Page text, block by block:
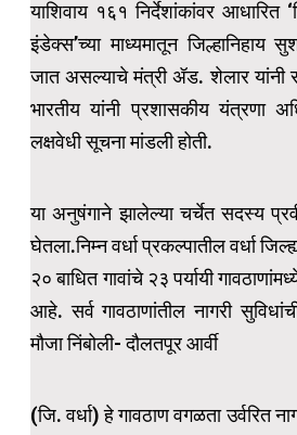
याशिवाय १६१ निर्देशांकांवर आधारित
इंडेक्स’च्या माध्यमातून जिल्हानिहाय
जात असल्याचे मंत्री ॲड. शेलार यांनी
भारतीय यांनी प्रशासकीय यंत्रणा
लक्षवेधी सूचना मांडली होती.
या अनुषंगाने झालेल्या चर्चेत सदस्य
घेतला.निम्न वर्धा प्रकल्पातील वर्धा
२० बाधित गावांचे २३ पर्यायी
आहे. सर्व गावठाणांतील नागरी
मौजा निंबोली- दौलतपूर आर्वी
(जि. वर्धा) हे गावठाण वगळता उर्वरित